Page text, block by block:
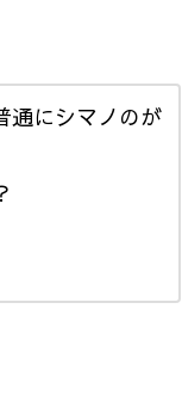
通にシマノのが